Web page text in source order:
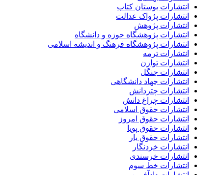
انتشارات بوستان کتاب
انتشارات پژواک عدالت
انتشارات پژوهش
انتشارات پژوهشگاه حوزه و دانشگاه
انتشارات پژوهشگاه فرهنگ و اندیشه اسلامی
انتشارات ترمه
انتشارات توازن
انتشارات جنگل
انتشارات جهاد دانشگاهی
انتشارات چتردانش
انتشارات چراغ دانش
انتشارات حقوق اسلامی
انتشارات حقوق امروز
انتشارات حقوق پویا
انتشارات حقوق یار
انتشارات خردنگار
انتشارات خرسندی
انتشارات خط سوم